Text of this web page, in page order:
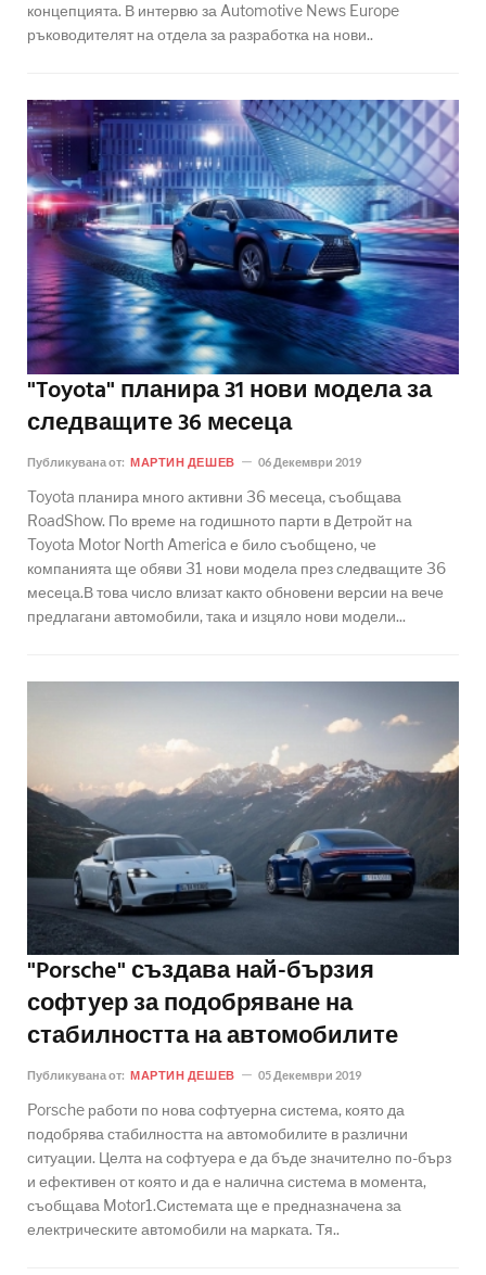
концепцията. В интервю за Automotive News Europe
ръководителят на отдела за разработка на нови..
"Toyota" планира 31 нови модела за
следващите 36 месеца
Публикувана от: МАРТИН ДЕШЕВ 06 Декември 2019
Toyota планира много активни 36 месеца, съобщава
RoadShow. По време на годишното парти в Детройт на
Toyota Motor North America е било съобщено, че
компанията ще обяви 31 нови модела през следващите 36
месеца.В това число влизат както обновени версии на вече
предлагани автомобили, така и изцяло нови модели...
"Porsche" създава най-бързия
софтуер за подобряване на
стабилността на автомобилите
Публикувана от: МАРТИН ДЕШЕВ 05 Декември 2019
Porsche работи по нова софтуерна система, която да
подобрява стабилността на автомобилите в различни
ситуации. Целта на софтуера е да бъде значително по-бърз
и ефективен от която и да е налична система в момента,
съобщава Motor1.Системата ще е предназначена за
електрическите автомобили на марката. Тя..